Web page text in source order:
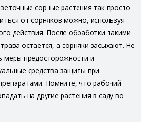
сорные растения так просто
от сорняков можно, используя
действия. После обработки такими
остается, а сорняки засыхают. Не
меры предосторожности и
средства защиты при
Помните, что рабочий
на другие растения в саду во